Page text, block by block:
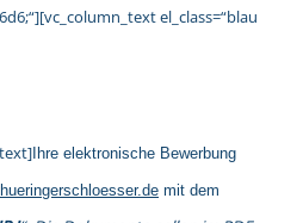
el_class=“blau
Ihre elektronische Bewerbung
mit dem